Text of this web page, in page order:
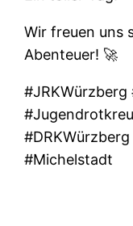
Wir freuen uns
Abenteuer! 🚀
#JRKWürzberg
#Michelstadt